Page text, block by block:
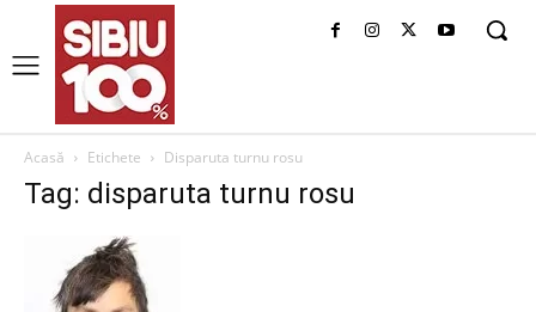
Acasă Etichete Disparuta turnu rosu
Tag: disparuta turnu rosu